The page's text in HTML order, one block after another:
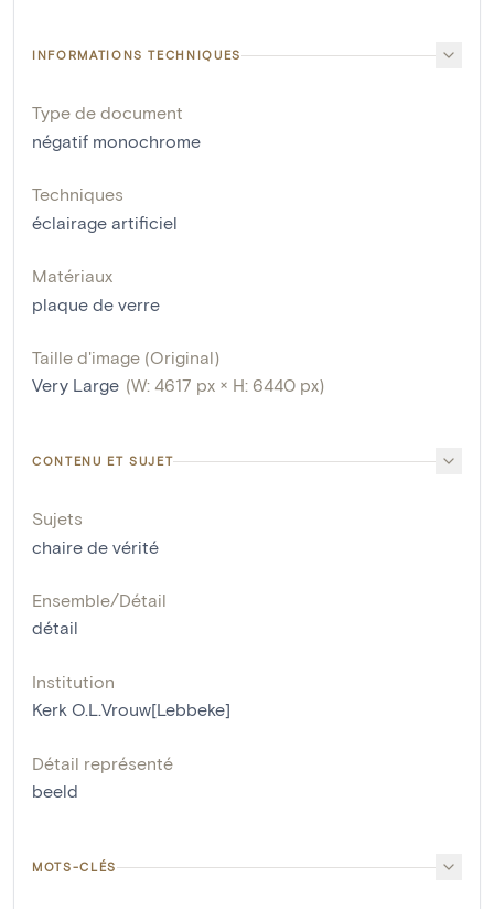
INFORMATIONS TECHNIQUES
Type de document
négatif monochrome
Techniques
éclairage artificiel
Matériaux
plaque de verre
Taille d'image (Original)
Very Large (W: 4617 px × H: 6440 px)
CONTENU ET SUJET
Sujets
chaire de vérité
Ensemble/Détail
détail
Institution
Kerk O.L.Vrouw[Lebbeke]
Détail représenté
beeld
MOTS-CLÉS